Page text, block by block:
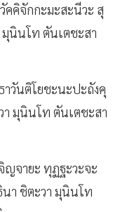
คคิจักกะมะสะนีวะ สุ
นินโท ตันเตชะสา
วันติโยชะนะปะถังคุ
า มุนินโท ตันเตชะสา
ญจายะ ทุฏฐะวะจะ
า ชิตะวา มุนินโท